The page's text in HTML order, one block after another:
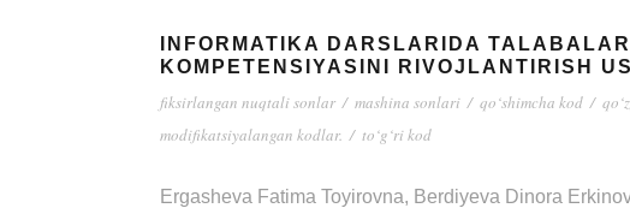
INFORMATIKA DARSLARIDA
KOMPETENSIYASINI RIVOJLANTIRISH
fiksirlangan nuqtali sonlar / mashina sonlari / qo‘shimcha kod /
modifikatsiyalangan kodlar. / to‘g‘ri kod
Ergasheva Fatima Toyirovna, Berdiyeva Dinora